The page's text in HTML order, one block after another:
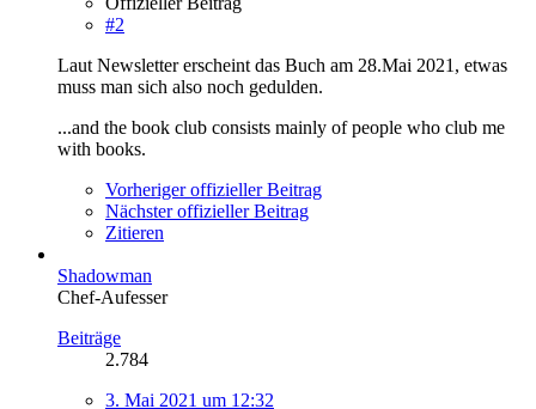
#2
Laut Newsletter erscheint das Buch am 28.Mai 2021, etwas
muss man sich also noch gedulden.
...and the book club consists mainly of people who club me
with books.
Vorheriger offizieller Beitrag
Nächster offizieller Beitrag
Zitieren
Shadowman
Chef-Aufesser
Beiträge
2.784
3. Mai 2021 um 12:32